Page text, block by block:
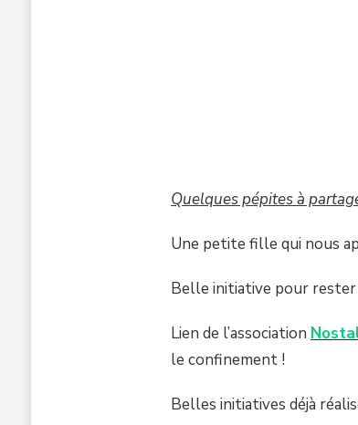
Quelques pépites à
Une petite fille qui nous
Belle initiative pour rester
Lien de l’association
le confinement !
Belles initiatives déjà